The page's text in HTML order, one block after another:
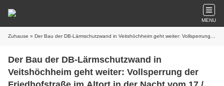
MENU
Zuhause » Der Bau der DB-Lärmschutzwand in Veitshöchheim geht weiter: Vollsperrung der Friedhofstraße im Altort in der Nacht vom 17./18. Februar
Der Bau der DB-Lärmschutzwand in
Veitshöchheim geht weiter: Vollsperrung der